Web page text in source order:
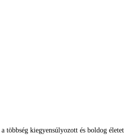
többség kiegyensúlyozott és boldog életet